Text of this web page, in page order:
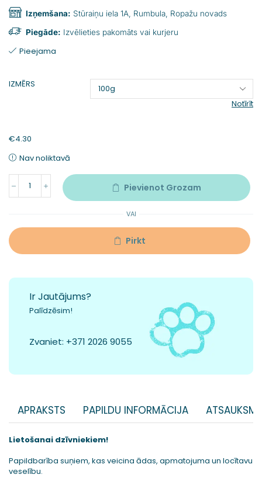
Izņemšana: Stūraiņu iela 1A, Rumbula, Ropažu novads
Piegāde: Izvēlieties pakomāts vai kurjeru
Pieejama
IZMĒRS
Notīrīt
€4.30
Nav noliktavā
Pievienot Grozam
VAI
Pirkt
Ir Jautājums?
Palīdzēsim!
Zvaniet: +371 2026 9055
APRAKSTS PAPILDU INFORMĀCIJA
Lietošanai dzīvniekiem!
Papildbarība suņiem, kas veicina ādas, apmatojuma un locītavu
veselību.